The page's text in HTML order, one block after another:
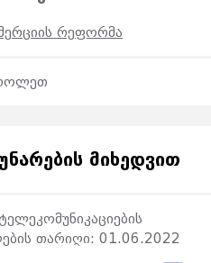
რეფორმა
ᲛᲘᲮᲔᲓᲕᲘᲗ
თარიღი: 01.06.2022